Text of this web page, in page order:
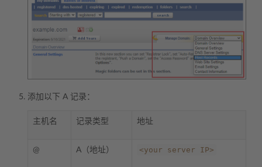
添加以下 A 记录：
主机名 记录类型 地址
@ A（地址） <your server IP>